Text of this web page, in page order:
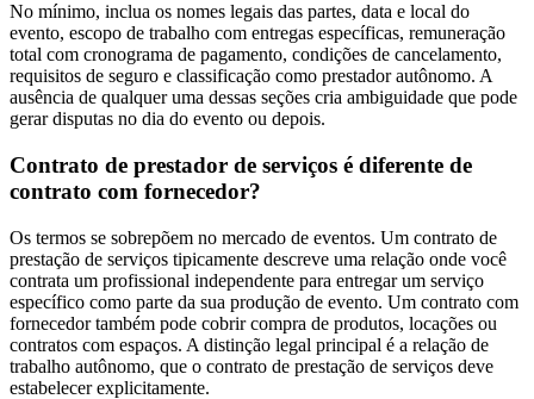
No mínimo, inclua os nomes legais das partes, data e local do
evento, escopo de trabalho com entregas específicas, remuneração
total com cronograma de pagamento, condições de cancelamento,
requisitos de seguro e classificação como prestador autônomo. A
ausência de qualquer uma dessas seções cria ambiguidade que pode
gerar disputas no dia do evento ou depois.
Contrato de prestador de serviços é diferente de
contrato com fornecedor?
Os termos se sobrepõem no mercado de eventos. Um contrato de
prestação de serviços tipicamente descreve uma relação onde você
contrata um profissional independente para entregar um serviço
específico como parte da sua produção de evento. Um contrato com
fornecedor também pode cobrir compra de produtos, locações ou
contratos com espaços. A distinção legal principal é a relação de
trabalho autônomo, que o contrato de prestação de serviços deve
estabelecer explicitamente.